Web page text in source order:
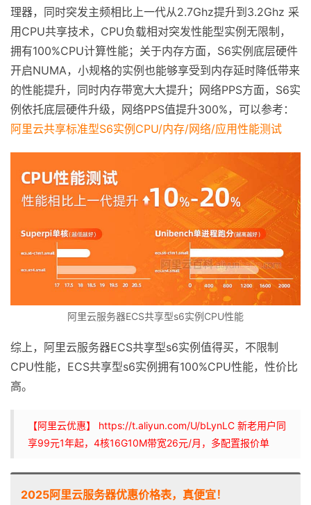
理器，同时突发主频相比上一代从2.7Ghz提升到3.2Ghz 采
用CPU共享技术，CPU负载相对突发性能型实例无限制，
拥有100%CPU计算性能；关于内存方面，S6实例底层硬件
开启NUMA，小规格的实例也能够享受到内存延时降低带来
的性能提升，同时内存带宽大大提升；网络PPS方面，S6实
例依托底层硬件升级，网络PPS值提升300%，可以参考：
阿里云共享标准型S6实例CPU/内存/网络/应用性能测试
阿里云服务器ECS共享型s6实例CPU性能
综上，阿里云服务器ECS共享型s6实例值得买，不限制
CPU性能，ECS共享型s6实例拥有100%CPU性能，性价比
高。
【阿里云优惠】 https://t.aliyun.com/U/bLynLC 新老用户同
享99元1年起，4核16G10M带宽26元/月，多配置报价单
2025阿里云服务器优惠价格表，真便宜！